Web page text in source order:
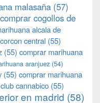
malasaña (57)
comprar cogollos de
alcala de
central (55)
(55) comprar marihuana
aranjuez (54)
(55) comprar marihuana
cannabico (55)
en madrid (58)